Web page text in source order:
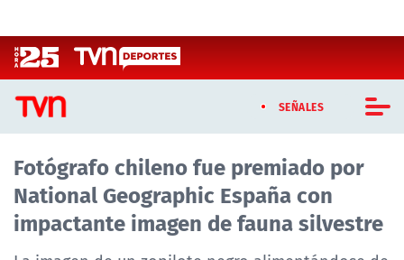
SEÑALES
CASTING MASTERCHEF CHILE
CASTING TVN VERTICAL
TVN VERTICAL
Fotógrafo chileno fue premiado por
National Geographic España con
impactante imagen de fauna silvestre